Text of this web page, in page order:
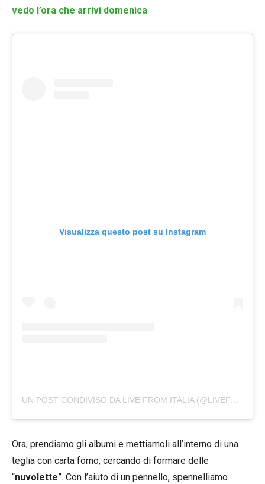
vedo l’ora che arrivi domenica
Visualizza questo post su Instagram
UN POST CONDIVISO DA LIVE FROM ITALIA (@LIVEFROMITALIA)
Ora, prendiamo gli albumi e mettiamoli all’interno di una
teglia con carta forno, cercando di formare delle
“nuvolette”. Con l’aiuto di un pennello, spennelliamo